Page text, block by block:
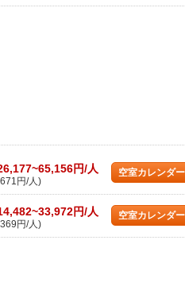
円/人
円/人)
空室カレンダー
円/人
円/人)
空室カレンダー